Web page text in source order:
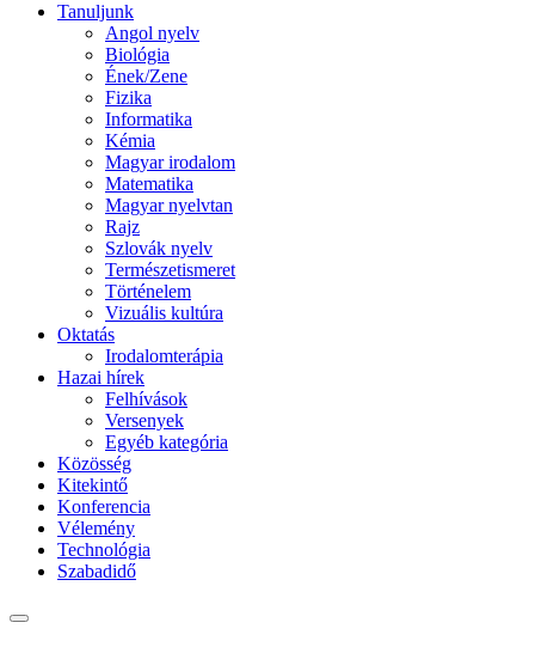
Tanuljunk
Angol nyelv
Biológia
Ének/Zene
Fizika
Informatika
Kémia
Magyar irodalom
Matematika
Magyar nyelvtan
Rajz
Szlovák nyelv
Természetismeret
Történelem
Vizuális kultúra
Oktatás
Irodalomterápia
Hazai hírek
Felhívások
Versenyek
Egyéb kategória
Közösség
Kitekintő
Konferencia
Vélemény
Technológia
Szabadidő